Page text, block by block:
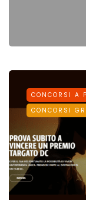
CONCORSI A
CONCORSI